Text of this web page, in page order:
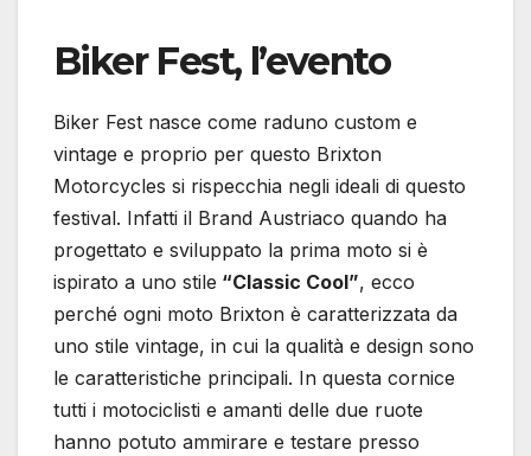
Biker Fest, l’evento
Biker Fest nasce come raduno custom e
vintage e proprio per questo Brixton
Motorcycles si rispecchia negli ideali di questo
festival. Infatti il Brand Austriaco quando ha
progettato e sviluppato la prima moto si è
ispirato a uno stile “Classic Cool”, ecco
perché ogni moto Brixton è caratterizzata da
uno stile vintage, in cui la qualità e design sono
le caratteristiche principali. In questa cornice
tutti i motociclisti e amanti delle due ruote
hanno potuto ammirare e testare presso